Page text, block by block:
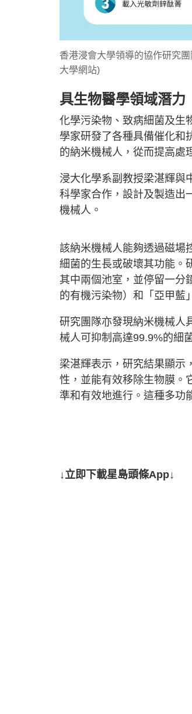
香港浸會大學領導的協作研究
大學網站)
具生物醫學領域潛力
化學污染物、致病細菌及生
學家研發了各種具備催化和
的納米機械人，從而提高處
浸大化學系副教授梁湛輝與
科學家合作，設計及製造出
機械人。
該納米機械人能夠透過磁場
細菌的生長或破壞其功能。
其中兩個池室，並停留一分
的有機污染物）和「亞甲藍
研究團隊亦發現納米機械人
械人可抑制高達99.9%的細
梁湛輝表示，研究結果顯示
性，並能有效移除生物膜。
準和有效地進行。這種多功
↓立即下載星島頭條App↓